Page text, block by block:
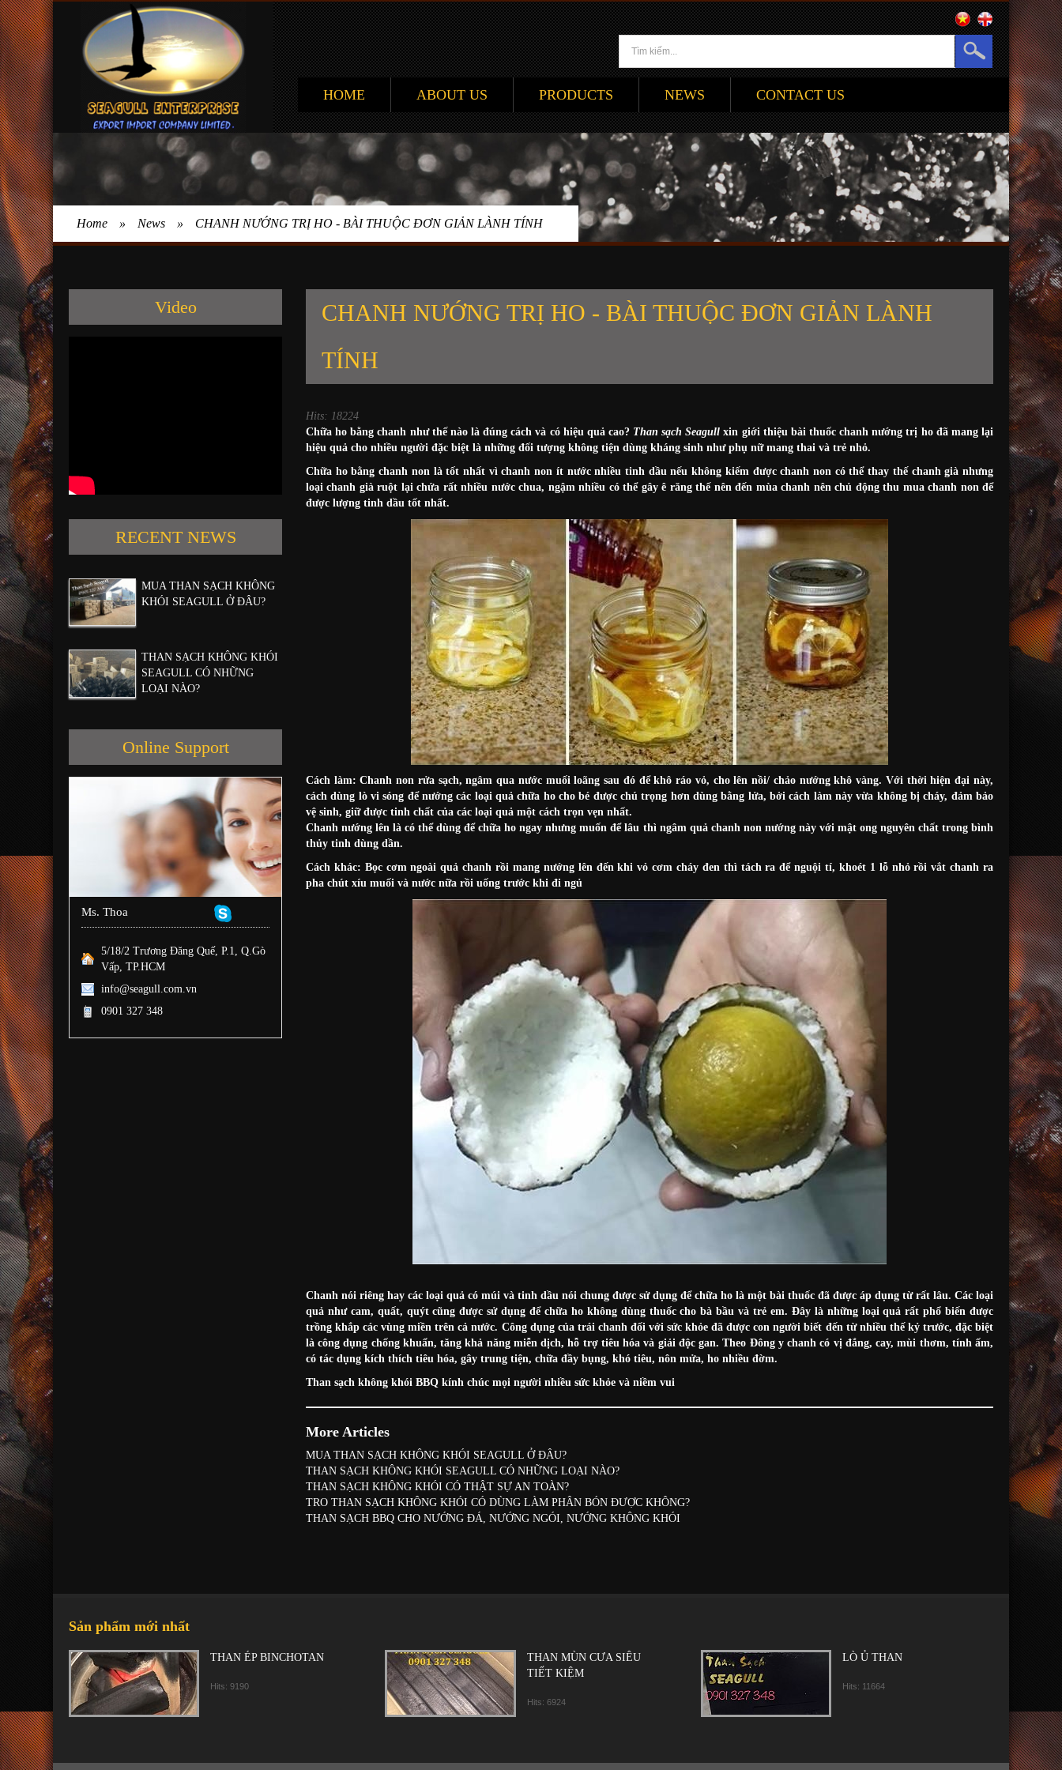
HOME ABOUT US PRODUCTS NEWS CONTACT US
Home » News » CHANH NƯỚNG TRỊ HO - BÀI THUỘC ĐƠN GIẢN LÀNH TÍNH
Video
RECENT NEWS
MUA THAN SẠCH KHÔNG
KHÓI SEAGULL Ở ĐÂU?
THAN SẠCH KHÔNG KHÓI
SEAGULL CÓ NHỮNG
LOẠI NÀO?
Online Support
Ms. Thoa
5/18/2 Trương Đăng Quế, P.1, Q.Gò
Vấp, TP.HCM
info@seagull.com.vn
0901 327 348
CHANH NƯỚNG TRỊ HO - BÀI THUỘC ĐƠN GIẢN LÀNH
TÍNH
Hits: 18224
Chữa ho bằng chanh như thế nào là đúng cách và có hiệu quả cao? Than sạch Seagull xin giới thiệu bài thuốc chanh nướng trị ho đã mang lại
hiệu quả cho nhiều người đặc biệt là những đối tượng không tiện dùng kháng sinh như phụ nữ mang thai và trẻ nhỏ.
Chữa ho bằng chanh non là tốt nhất vì chanh non ít nước nhiều tinh dầu nếu không kiếm được chanh non có thể thay thế chanh già nhưng
loại chanh già ruột lại chứa rất nhiều nước chua, ngậm nhiều có thể gây ê răng thế nên đến mùa chanh nên chủ động thu mua chanh non để
được lượng tinh dầu tốt nhất.
Cách làm: Chanh non rửa sạch, ngâm qua nước muối loãng sau đó để khô ráo vỏ, cho lên nồi/ chảo nướng khô vàng. Với thời hiện đại này,
cách dùng lò vi sóng để nướng các loại quả chữa ho cho bé được chú trọng hơn dùng bằng lửa, bởi cách làm này vừa không bị cháy, đảm bảo
vệ sinh, giữ được tinh chất của các loại quả một cách trọn vẹn nhất.
Chanh nướng lên là có thể dùng để chữa ho ngay nhưng muốn để lâu thì ngâm quả chanh non nướng này với mật ong nguyên chất trong bình
thủy tinh dùng dần.
Cách khác: Bọc cơm ngoài quả chanh rồi mang nướng lên đến khi vỏ cơm cháy đen thì tách ra để nguội tí, khoét 1 lỗ nhỏ rồi vắt chanh ra
pha chút xíu muối và nước nữa rồi uống trước khi đi ngủ
Chanh nói riêng hay các loại quả có múi và tinh dầu nói chung được sử dụng để chữa ho là một bài thuốc đã được áp dụng từ rất lâu. Các loại
quả như cam, quất, quýt cũng được sử dụng để chữa ho không dùng thuốc cho bà bầu và trẻ em. Đây là những loại quả rất phổ biến được
trồng khắp các vùng miền trên cả nước. Công dụng của trái chanh đối với sức khỏe đã được con người biết đến từ nhiều thế kỷ trước, đặc biệt
là công dụng chống khuẩn, tăng khả năng miễn dịch, hỗ trợ tiêu hóa và giải độc gan. Theo Đông y chanh có vị đắng, cay, mùi thơm, tính ấm,
có tác dụng kích thích tiêu hóa, gây trung tiện, chữa đầy bụng, khó tiêu, nôn mửa, ho nhiều đờm.
Than sạch không khói BBQ kính chúc mọi người nhiều sức khỏe và niềm vui
More Articles
MUA THAN SẠCH KHÔNG KHÓI SEAGULL Ở ĐÂU?
THAN SẠCH KHÔNG KHÓI SEAGULL CÓ NHỮNG LOẠI NÀO?
THAN SẠCH KHÔNG KHÓI CÓ THẬT SỰ AN TOÀN?
TRO THAN SẠCH KHÔNG KHÓI CÓ DÙNG LÀM PHÂN BÓN ĐƯỢC KHÔNG?
THAN SẠCH BBQ CHO NƯỚNG ĐÁ, NƯỚNG NGÓI, NƯỚNG KHÔNG KHÓI
Sản phẩm mới nhất
THAN ÉP BINCHOTAN
Hits: 9190
THAN MÙN CƯA SIÊU
TIẾT KIỆM
Hits: 6924
LÒ Ủ THAN
Hits: 11664